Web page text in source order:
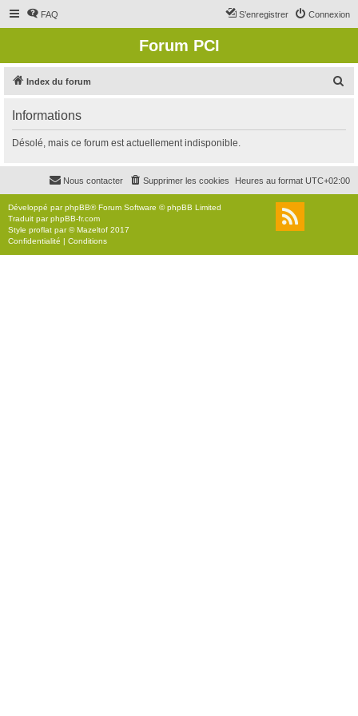
FAQ Connexion
S’enregistrer
Forum PCI
Index du forum
r
c
r
Informations
Désolé, mais ce forum est actuellement indisponible.
Heures au format UTC+02:00
Supprimer les cookies
Nous contacter
Développé parphpBB® Forum Software © phpBB Limited
Traduit parphpBB-fr.com
Style proflat par ©Mazeltof 2017
Confidentialité | Conditions